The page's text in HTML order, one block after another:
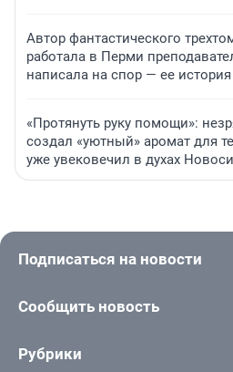
Автор фантастического
работала в Перми
написала на спор — ее история
«Протянуть руку помощи»:
создал «уютный» аромат для
уже увековечил в духах
Подписаться на новости
Сообщить новость
Рубрики